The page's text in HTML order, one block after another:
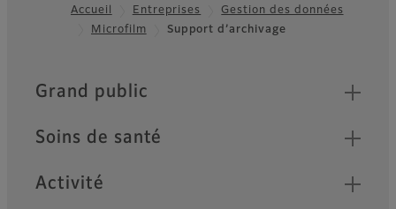
Accueil Entreprises
Gestion des données
Microfilm
Support d’archivage
Quick Links
Grand public
Soins de santé
Activité